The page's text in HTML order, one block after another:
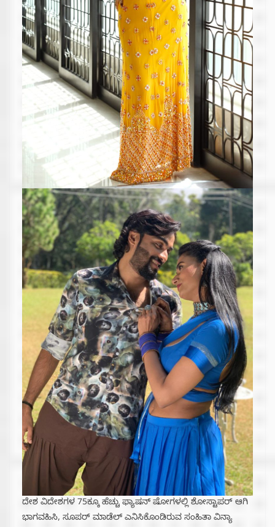
ದೇಶ ವಿದೇಶಗಳ 75ಕ್ಕೂ ಹೆಚ್ಚು ಫ್ಯಾಷನ್ ಷೋಗಳಲ್ಲಿ ಶೋಸ್ಟಾಪರ್ ಆಗಿ
ಭಾಗವಹಿಸಿ, ಸೂಪರ್ ಮಾಡೆಲ್ ಎನಿಸಿಕೊಂಡಿರುವ ಸಂಹಿತಾ ವಿನ್ಯಾ